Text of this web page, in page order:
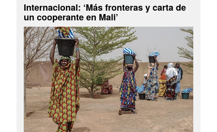
Internacional: ‘Más fronteras y carta de
un cooperante en Mali’